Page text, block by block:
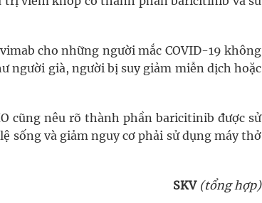
cho những người mắc COVID-19 không
người già, người bị suy giảm miễn dịch hoặc
cũng nêu rõ thành phần baricitinib được sử
sống và giảm nguy cơ phải sử dụng máy thở
SKV(tổng hợp)